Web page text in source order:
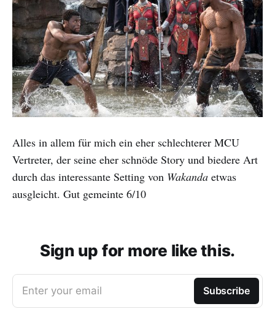
Alles in allem für mich ein eher schlechterer MCU
Vertreter, der seine eher schnöde Story und biedere Art
durch das interessante Setting von Wakanda etwas
ausgleicht. Gut gemeinte 6/10
Sign up for more like this.
Enter your email Subscribe